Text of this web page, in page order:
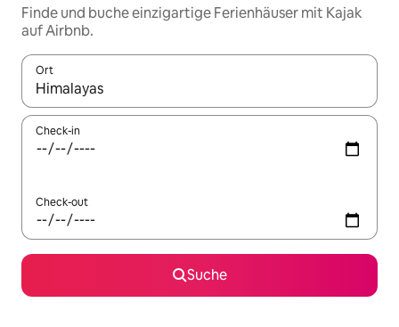
Finde und buche einzigartige Ferienhäuser mit Kajak
auf Airbnb.
Ort
Wenn Ergebnisse verfügbar sind, navigiere mit den
Check-in
Check-out
Suche